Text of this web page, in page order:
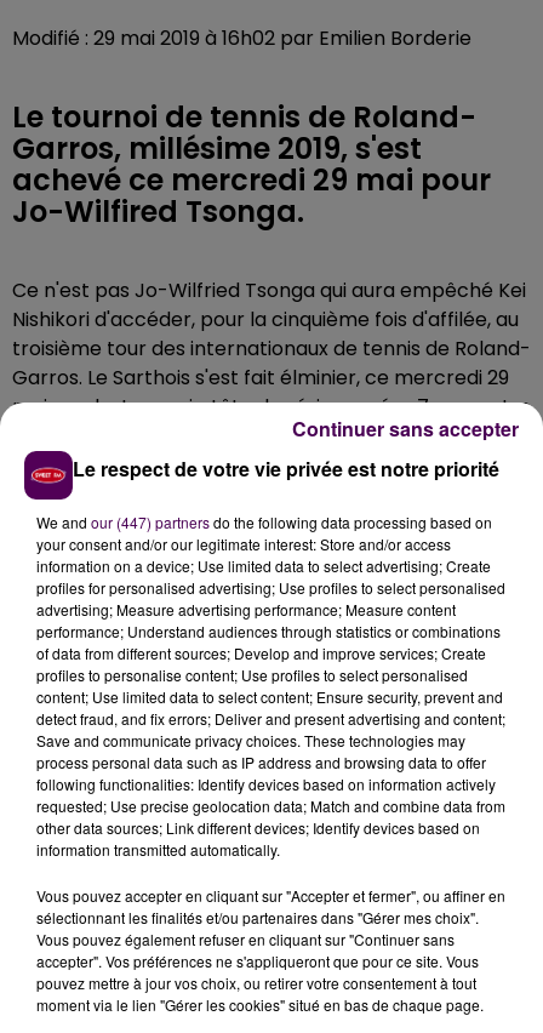
Modifié : 29 mai 2019 à 16h02 par Emilien Borderie
Le tournoi de tennis de Roland-
Garros, millésime 2019, s'est
achevé ce mercredi 29 mai pour
Jo-Wilfired Tsonga.
Ce n'est pas Jo-Wilfried Tsonga qui aura empêché Kei
Nishikori d'accéder, pour la cinquième fois d'affilée, au
troisième tour des internationaux de tennis de Roland-
Garros. Le Sarthois s'est fait élminier, ce mercredi 29
mai, par le Japonais, tête de série numéro 7, en quatre
sets : 4-6, puis 6-4, 6-4 et encore 6-4.
À LA UNE
7 août 2026
Gagnez vos pass pour le V and B Fest' 2026 !
11 juillet 2026
Inscrivez-vous au casting The Voice & The Voice
Kids !
Le respect de votre vie privée est notre priorité
We and our (447) partnersdo the following data processing based on
your consent and/or our legitimate interest: Store and/or access
information on a device; Use limited data to select advertising; Create
profiles for personalised advertising; Use profiles to select personalised
advertising; Measure advertising performance; Measure content
performance; Understand audiences through statistics or combinations
of data from different sources; Develop and improve services; Create
profiles to personalise content; Use profiles to select personalised
content; Use limited data to select content; Ensure security, prevent and
detect fraud, and fix errors; Deliver and present advertising and content;
Save and communicate privacy choices. These technologies may
process personal data such as IP address and browsing data to offer
following functionalities: Identify devices based on information actively
requested; Use precise geolocation data; Match and combine data from
other data sources; Link different devices; Identify devices based on
information transmitted automatically.
Vous pouvez accepter en cliquant sur "Accepter et fermer", ou affiner en
sélectionnant les finalités et/ou partenaires dans "Gérer mes choix".
Vous pouvez également refuser en cliquant sur "Continuer sans
accepter". Vos préférences ne s'appliqueront que pour ce site. Vous
pouvez mettre à jour vos choix, ou retirer votre consentement à tout
moment via le lien "Gérer les cookies" situé en bas de chaque page.
Continuer sans accepter